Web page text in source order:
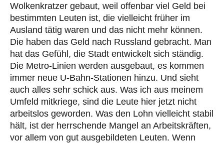
Wolkenkratzer gebaut, weil offenbar viel Geld bei
bestimmten Leuten ist, die vielleicht früher im
Ausland tätig waren und das nicht mehr können.
Die haben das Geld nach Russland gebracht. Man
hat das Gefühl, die Stadt entwickelt sich ständig.
Die Metro-Linien werden ausgebaut, es kommen
immer neue U-Bahn-Stationen hinzu. Und sieht
auch alles sehr schick aus. Was ich aus meinem
Umfeld mitkriege, sind die Leute hier jetzt nicht
arbeitslos geworden. Was den Lohn vielleicht stabil
hält, ist der herrschende Mangel an Arbeitskräften,
vor allem von gut ausgebildeten Leuten. Wenn